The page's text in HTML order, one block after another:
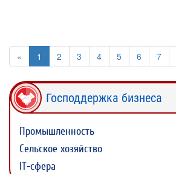
« 1 2 3 4 5 6 7
Господдержка бизнеса
Промышленность
Сельское хозяйство
IT-сфера